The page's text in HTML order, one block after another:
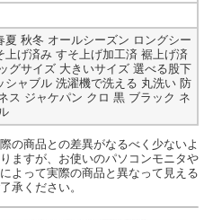
夏 秋冬 オールシーズン ロングシー
げ済み すそ上げ加工済 裾上げ済
グサイズ 大きいサイズ 選べる股下
ャブル 洗濯機で洗える 丸洗い 防
ス ジャケパン クロ 黒 ブラック ネ
の商品との差異がなるべく少ないよ
ますが、お使いのパソコンモニタや
よって実際の商品と異なって見える
承ください。